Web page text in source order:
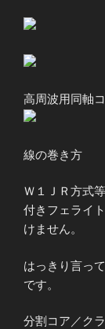
高周波用同軸
線の巻き方
Ｗ１ＪＲ方式
付きフェライ
けません。
はっきり言っ
です。
分割コア／ク